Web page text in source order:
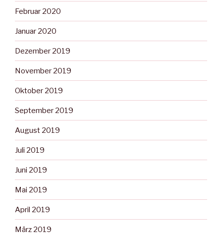
Februar 2020
Januar 2020
Dezember 2019
November 2019
Oktober 2019
September 2019
August 2019
Juli 2019
Juni 2019
Mai 2019
April 2019
März 2019